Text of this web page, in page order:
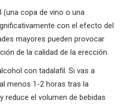
copa de vino o una
con el efecto del
mayores pueden provocar
de la calidad de la erección.
con tadalafil. Si vas a
menos 1-2 horas tras la
reduce el volumen de bebidas